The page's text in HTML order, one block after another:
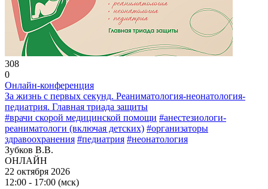
308
0
Онлайн-конференция
За жизнь с первых секунд. Реаниматология-неонатология-
педиатрия. Главная триада защиты
#врачи скорой медицинской помощи #анестезиологи-
реаниматологи (включая детских) #организаторы
здравоохранения #педиатрия #неонатология
Зубков В.В.
ОНЛАЙН
22 октября 2026
12:00 - 17:00 (мск)